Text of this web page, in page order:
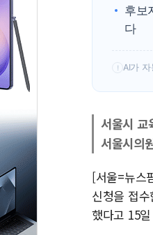
후보
다
! AI가
서울시 교
서울시의
[서울=뉴스
신청을 접
했다고 15